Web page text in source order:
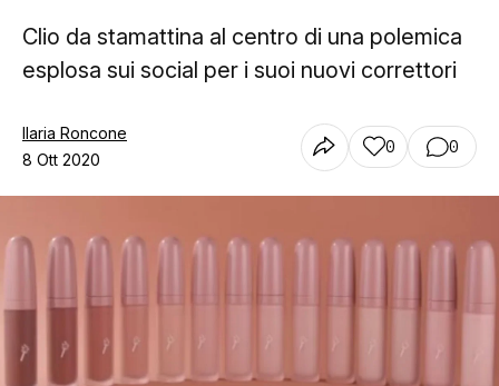
Chi siamo
Contatti
Clio da stamattina al centro di una polemica
esplosa sui social per i suoi nuovi correttori
Ilaria Roncone
8 Ott 2020
0 0